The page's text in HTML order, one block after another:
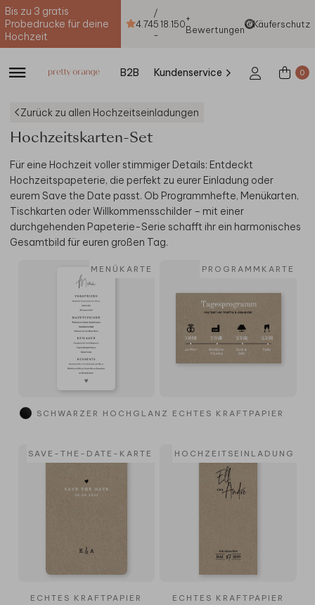
Bis zu 3 gratis
Probedrucke für deine
Hochzeit
4.74
/
5
-
18.150+
Bewertungen
Käuferschutz
B2B Kundenservice 0
Zurück zu allen Hochzeitseinladungen
Hochzeitskarten-Set
Für eine Hochzeit voller stimmiger Details: Entdeckt
Hochzeitspapeterie, die perfekt zu eurer Einladung oder
eurem Save the Date passt. Ob Programmhefte, Menükarten,
Tischkarten oder Willkommensschilder – mit einer
durchgehenden Papeterie-Serie schafft ihr ein harmonisches
Gesamtbild für euren großen Tag.
MENÜKARTE
SCHWARZER HOCHGLANZ
PROGRAMMKARTE
ECHTES KRAFTPAPIER
SAVE-THE-DATE-KARTE
ECHTES KRAFTPAPIER
HOCHZEITSEINLADUNG
ECHTES KRAFTPAPIER